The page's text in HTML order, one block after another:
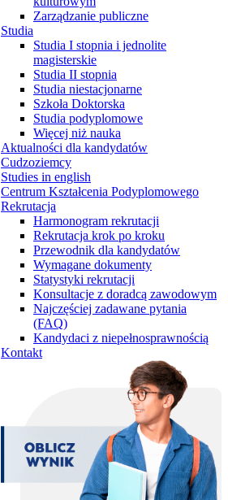
Zarządzanie publiczne
Studia
Studia I stopnia i jednolite
magisterskie
Studia II stopnia
Studia niestacjonarne
Szkoła Doktorska
Studia podyplomowe
Więcej niż nauka
Aktualności dla kandydatów
Cudzoziemcy
Studies in english
Centrum Kształcenia Podyplomowego
Rekrutacja
Harmonogram rekrutacji
Rekrutacja krok po kroku
Przewodnik dla kandydatów
Wymagane dokumenty
Statystyki rekrutacji
Konsultacje z doradcą zawodowym
Najczęściej zadawane pytania
(FAQ)
Kandydaci z niepełnosprawnością
Kontakt